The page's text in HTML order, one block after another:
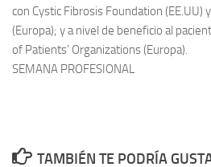
con Cystic Fibrosis Foundation (EE.UU)
(Europa); y a nivel de beneficio al
of Patients’ Organizations (Europa).
SEMANA PROFESIONAL
TAMBIÉN TE PODRÍA